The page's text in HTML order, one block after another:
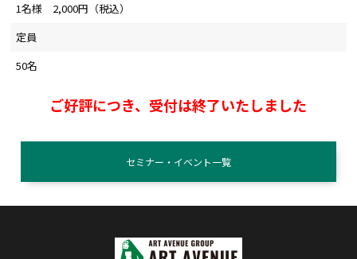
1名様 2,000円（税込）
定員
50名
ご好評につき、受付は終了いたしました
セミナー・イベント一覧